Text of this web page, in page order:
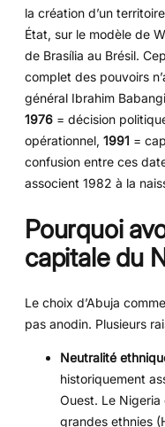
la création d’un
État, sur le modèle de
de Brasília au Brésil.
complet des pouvoirs
général Ibrahim
1976 = décision
opérationnel, 1991 =
confusion entre ces
associent 1982 à la
Pourquoi
capitale du
Le choix d’Abuja
pas anodin. Plusieurs
Neutralité
historiquement
Ouest. Le
grandes ethnies